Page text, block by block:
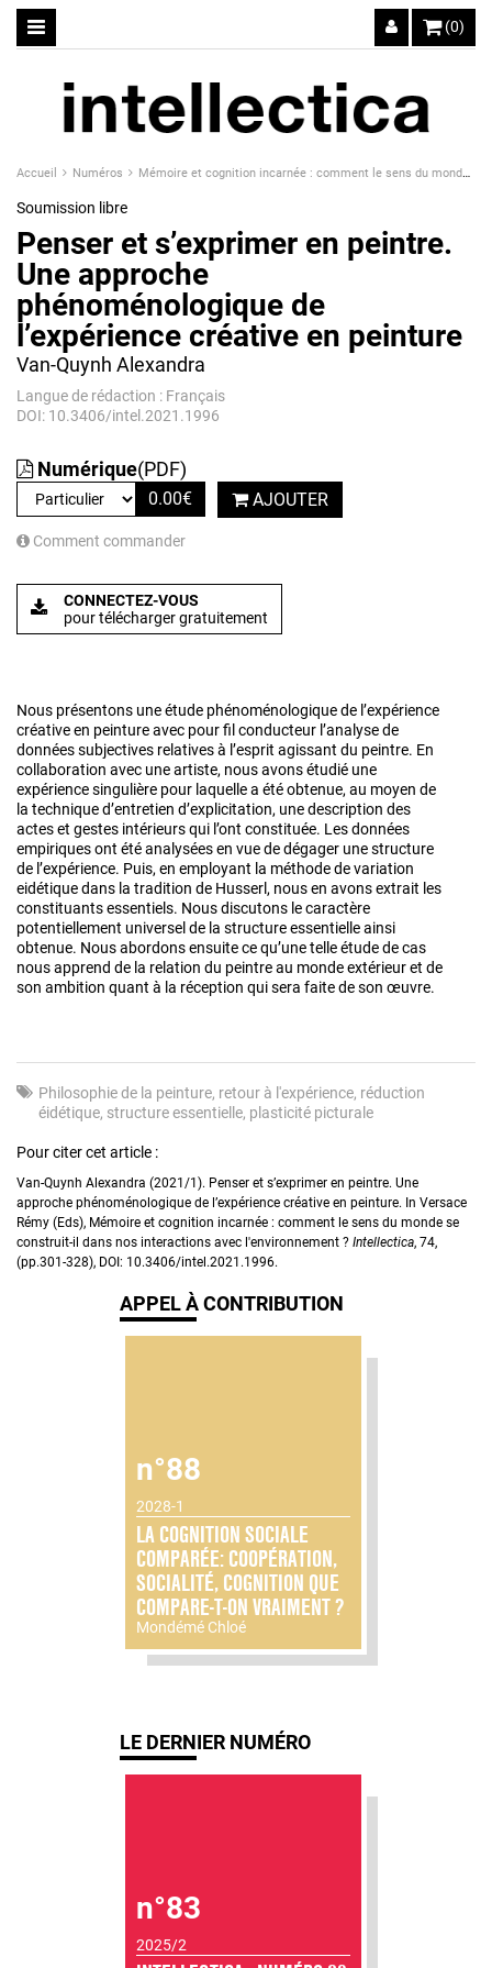
(0)
Accueil Numéros Mémoire et cognition incarnée : comment le sens du monde se construit-il dans nos interactions avec l'environnement ?
Soumission libre
Penser et s’exprimer en peintre.
Une approche
phénoménologique de
l’expérience créative en peinture
Van-Quynh Alexandra
Langue de rédaction : Français
DOI: 10.3406/intel.2021.1996
Numérique(PDF)
0.00€ AJOUTER
Comment commander
CONNECTEZ-VOUS
pour télécharger gratuitement
Nous présentons une étude phénoménologique de l’expérience
créative en peinture avec pour fil conducteur l’analyse de
données subjectives relatives à l’esprit agissant du peintre. En
collaboration avec une artiste, nous avons étudié une
expérience singulière pour laquelle a été obtenue, au moyen de
la technique d’entretien d’explicitation, une description des
actes et gestes intérieurs qui l’ont constituée. Les données
empiriques ont été analysées en vue de dégager une structure
de l’expérience. Puis, en employant la méthode de variation
eidétique dans la tradition de Husserl, nous en avons extrait les
constituants essentiels. Nous discutons le caractère
potentiellement universel de la structure essentielle ainsi
obtenue. Nous abordons ensuite ce qu’une telle étude de cas
nous apprend de la relation du peintre au monde extérieur et de
son ambition quant à la réception qui sera faite de son œuvre.
Philosophie de la peinture retour à l'expérience réduction
éidétique structure essentielle plasticité picturale
Pour citer cet article :
Van-Quynh Alexandra (2021/1). Penser et s’exprimer en peintre. Une
approche phénoménologique de l’expérience créative en peinture. In Versace
Rémy (Eds), Mémoire et cognition incarnée : comment le sens du monde se
construit-il dans nos interactions avec l'environnement ? Intellectica, 74,
(pp.301-328), DOI: 10.3406/intel.2021.1996.
APPEL À CONTRIBUTION
n°88
2028-1
LA COGNITION SOCIALE
COMPARÉE: COOPÉRATION,
SOCIALITÉ, COGNITION QUE
COMPARE-T-ON VRAIMENT ?
Mondémé Chloé
LE DERNIER NUMÉRO
n°83
2025/2